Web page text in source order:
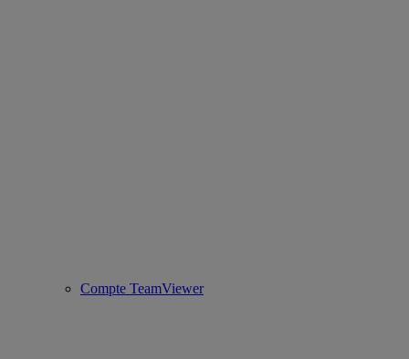
Compte TeamViewer